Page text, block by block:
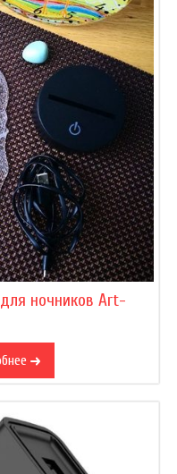
ночников Art-